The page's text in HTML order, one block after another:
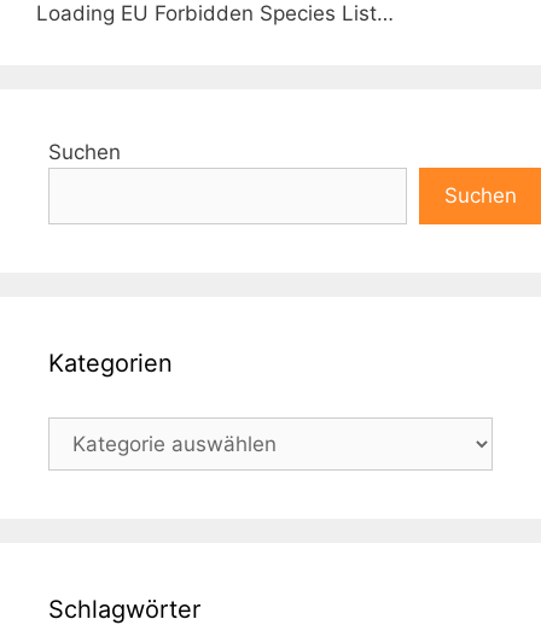
Loading EU Forbidden Species List…
Suchen
Suchen
Kategorien
Kategorien
Schlagwörter